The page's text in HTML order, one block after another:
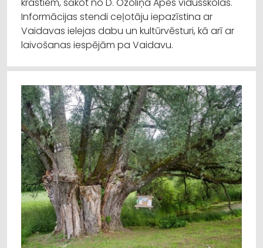
Informācijas stendi ceļotāju iepazīstina ar
Vaidavas ielejas dabu un kultūrvēsturi, kā arī ar
laivošanas iespējām pa Vaidavu.